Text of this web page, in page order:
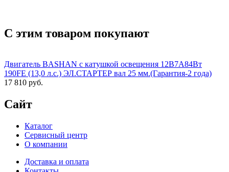
С этим товаром покупают
Двигатель BASHAN с катушкой освещения 12В7А84Вт
190FE (13,0 л.с.) ЭЛ.СТАРТЕР вал 25 мм.(Гарантия-2 года)
17 810 руб.
Сайт
Каталог
Сервисный центр
О компании
Доставка и оплата